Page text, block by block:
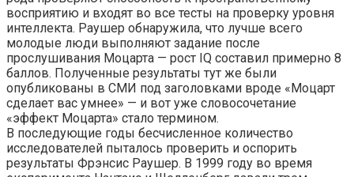
восприятию и входят во все тесты на проверку уровня
интеллекта. Раушер обнаружила, что лучше всего
молодые люди выполняют задание после
прослушивания Моцарта — рост IQ составил примерно 8
баллов. Полученные результаты тут же были
опубликованы в СМИ под заголовками вроде «Моцарт
сделает вас умнее» — и вот уже словосочетание
«эффект Моцарта» стало термином.
В последующие годы бесчисленное количество
исследователей пыталось проверить и оспорить
результаты Фрэнсис Раушер. В 1999 году во время